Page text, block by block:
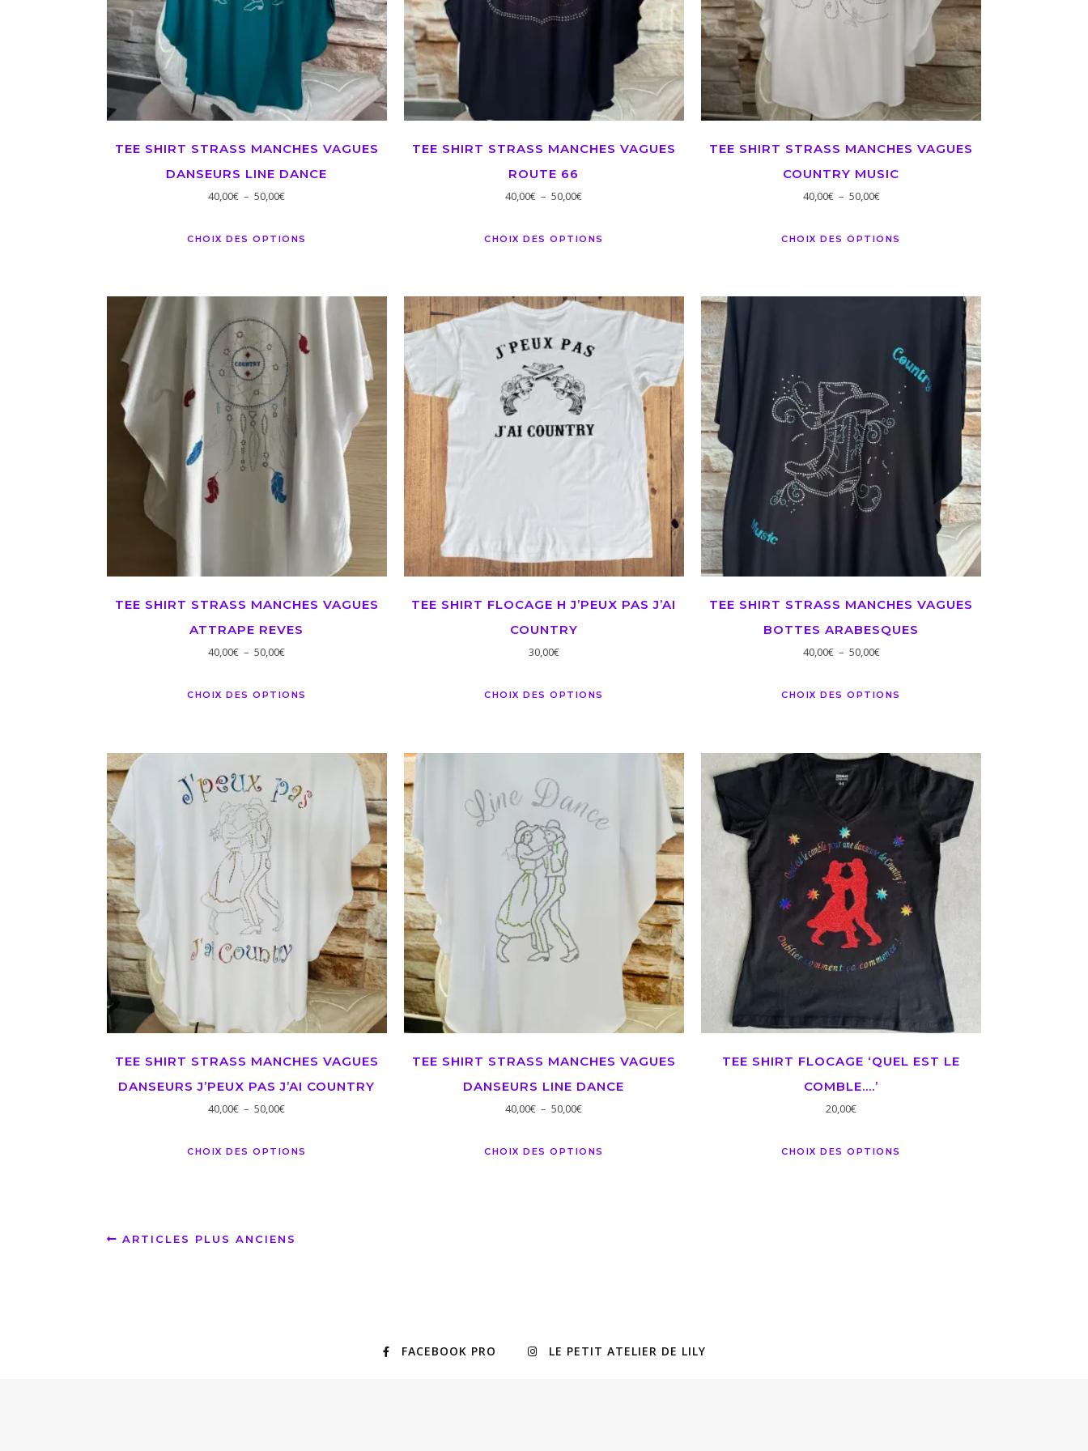
TEE SHIRT STRASS MANCHES VAGUES
DANSEURS LINE DANCE
40,00€ – 50,00€
CHOIX DES OPTIONS
TEE SHIRT STRASS MANCHES VAGUES
ROUTE 66
40,00€ – 50,00€
CHOIX DES OPTIONS
TEE SHIRT STRASS MANCHES VAGUES
COUNTRY MUSIC
40,00€ – 50,00€
CHOIX DES OPTIONS
TEE SHIRT STRASS MANCHES VAGUES
ATTRAPE REVES
40,00€ – 50,00€
CHOIX DES OPTIONS
TEE SHIRT FLOCAGE H J’PEUX PAS J’AI
COUNTRY
30,00€
CHOIX DES OPTIONS
TEE SHIRT STRASS MANCHES VAGUES
BOTTES ARABESQUES
40,00€ – 50,00€
CHOIX DES OPTIONS
TEE SHIRT STRASS MANCHES VAGUES
DANSEURS J’PEUX PAS J’AI COUNTRY
40,00€ – 50,00€
CHOIX DES OPTIONS
TEE SHIRT STRASS MANCHES VAGUES
DANSEURS LINE DANCE
40,00€ – 50,00€
CHOIX DES OPTIONS
TEE SHIRT FLOCAGE ‘QUEL EST LE
COMBLE….’
20,00€
CHOIX DES OPTIONS
ARTICLES PLUS ANCIENS
FACEBOOK PRO LE PETIT ATELIER DE LILY